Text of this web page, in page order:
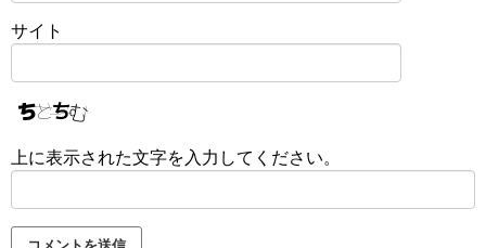
サイト
上に表示された文字を入力してください。